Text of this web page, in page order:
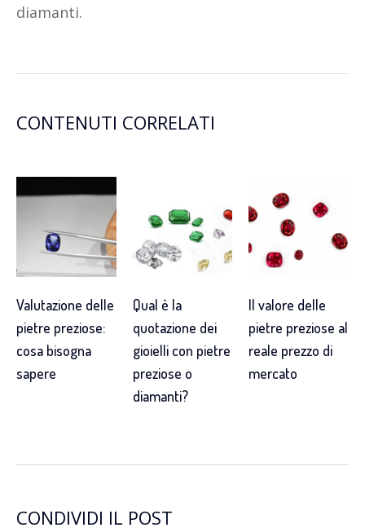
diamanti.
CONTENUTI CORRELATI
Valutazione delle
pietre preziose:
cosa bisogna
sapere
Qual è la
quotazione dei
gioielli con pietre
preziose o
diamanti?
Il valore delle
pietre preziose al
reale prezzo di
mercato
CONDIVIDI IL POST